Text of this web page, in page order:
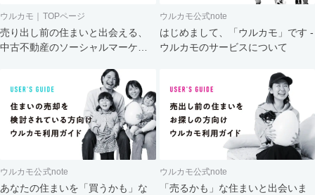
ウルカモ｜TOPページ
売り出し前の住まいと出会える、
中古不動産のソーシャルマーケッ
ウルカモ公式note
はじめまして、「ウルカモ」です -
ウルカモのサービスについて
ウルカモ公式note
あなたの住まいを「買うかも」な
ウルカモ公式note
「売るかも」な住まいと出会いま